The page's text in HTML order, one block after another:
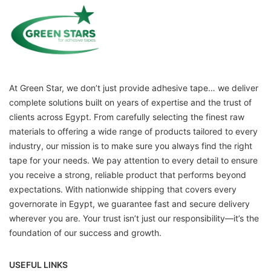
At Green Star, we don’t just provide adhesive tape… we deliver
complete solutions built on years of expertise and the trust of
clients across Egypt. From carefully selecting the finest raw
materials to offering a wide range of products tailored to every
industry, our mission is to make sure you always find the right
tape for your needs. We pay attention to every detail to ensure
you receive a strong, reliable product that performs beyond
expectations. With nationwide shipping that covers every
governorate in Egypt, we guarantee fast and secure delivery
wherever you are. Your trust isn’t just our responsibility—it’s the
foundation of our success and growth.
USEFUL LINKS